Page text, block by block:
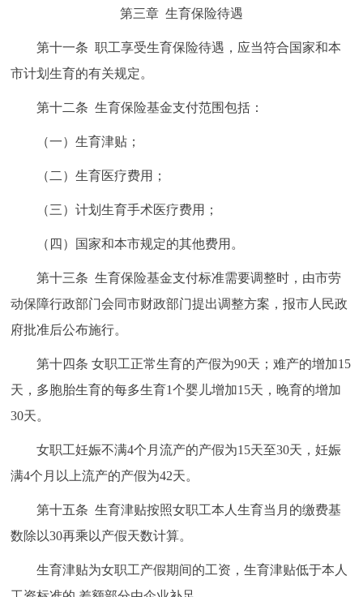
第三章 生育保险待遇
第十一条 职工享受生育保险待遇，应当符合国家和本
市计划生育的有关规定。
第十二条 生育保险基金支付范围包括：
（一）生育津贴；
（二）生育医疗费用；
（三）计划生育手术医疗费用；
（四）国家和本市规定的其他费用。
第十三条 生育保险基金支付标准需要调整时，由市劳
动保障行政部门会同市财政部门提出调整方案，报市人民政
府批准后公布施行。
第十四条 女职工正常生育的产假为90天；难产的增加15
天，多胞胎生育的每多生育1个婴儿增加15天，晚育的增加
30天。
女职工妊娠不满4个月流产的产假为15天至30天，妊娠
满4个月以上流产的产假为42天。
第十五条 生育津贴按照女职工本人生育当月的缴费基
数除以30再乘以产假天数计算。
生育津贴为女职工产假期间的工资，生育津贴低于本人